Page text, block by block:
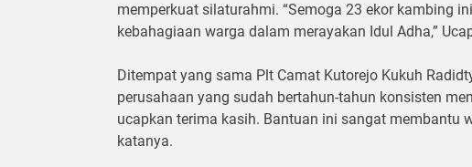
memperkuat silaturahmi. “Semoga 23 ekor kambing
kebahagiaan warga dalam merayakan Idul Adha,”
Ditempat yang sama Plt Camat Kutorejo Kukuh
perusahaan yang sudah bertahun-tahun konsisten
ucapkan terima kasih. Bantuan ini sangat membantu
katanya.